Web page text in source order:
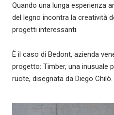
Quando una lunga esperienza
del legno incontra la creatività
progetti interessanti.
È il caso di Bedont, azienda
progetto: Timber, una inusuale
ruote, disegnata da Diego Chilò.